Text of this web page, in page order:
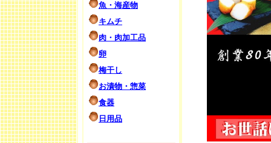
魚・海産物
キムチ
肉・肉加工品
卵
梅干し
お漬物・惣菜
食器
日用品